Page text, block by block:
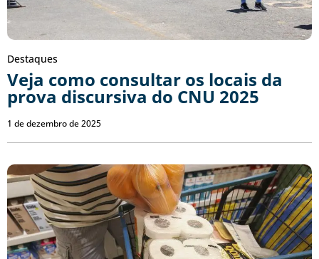
Destaques
Veja como consultar os locais da
prova discursiva do CNU 2025
1 de dezembro de 2025